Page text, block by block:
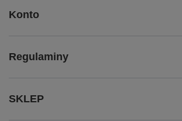
Konto
Regulaminy
SKLEP